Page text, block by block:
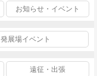
お知らせ・イベント
発展場イベント
遠征・出張